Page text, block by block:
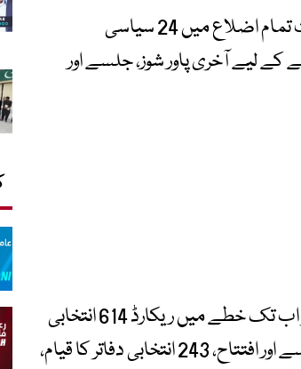
اس وقت گلگت، اسکردو، دیامر، غذر، ہنزہ اور گانچھے سمیت تمام اضلاع میں 24 سیاسی
کے لیے آخری پاور شوز، جلسے اور
سرکاری اعداد و شمار کے مطابق یکم مئی 2026 سے لے کر اب تک خطے میں ریکارڈ 614 انتخابی
سرگرمیاں منعقد کی جاچکی ہیں، جن میں 217 عوامی جلسے اور افتتاح، 243 انتخابی دفاتر کا قیام،